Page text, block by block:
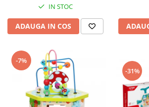
IN STOC
ADAUGA IN COS
-7%
-31%